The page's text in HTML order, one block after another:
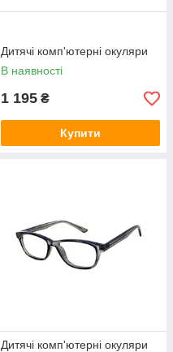
Дитячі комп'ютерні окуляри
В наявності
1 195 ₴
Купити
Дитячі комп'ютерні окуляри